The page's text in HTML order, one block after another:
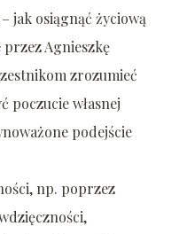
jak osiągnąć życiową
Agnieszkę
zrozumieć
poczucie własnej
podejście
np. poprzez